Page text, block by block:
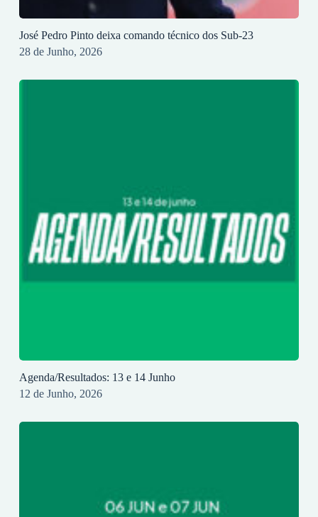
José Pedro Pinto deixa comando técnico dos Sub-23
28 de Junho, 2026
Agenda/Resultados: 13 e 14 Junho
12 de Junho, 2026